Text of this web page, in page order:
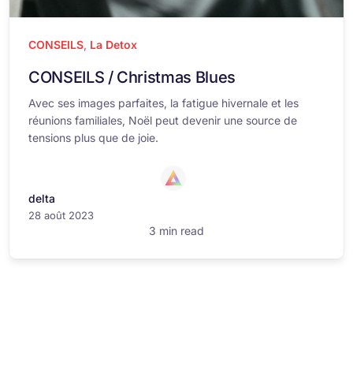
CONSEILS, La Detox
CONSEILS / Christmas Blues
Avec ses images parfaites, la fatigue hivernale et les
réunions familiales, Noël peut devenir une source de
tensions plus que de joie.
delta
28 août 2023
3 min read